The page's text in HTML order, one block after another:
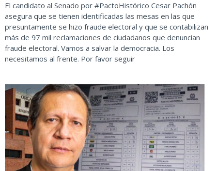
El candidato al Senado por #PactoHistórico Cesar Pachón
asegura que se tienen identificadas las mesas en las que
presuntamente se hizo fraude electoral y que se contabilizan
más de 97 mil reclamaciones de ciudadanos que denuncian
fraude electoral. Vamos a salvar la democracia. Los
necesitamos al frente. Por favor seguir